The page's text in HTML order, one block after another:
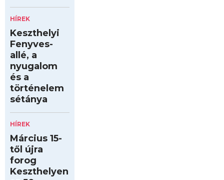
HÍREK
Keszthelyi
Fenyves-
allé, a
nyugalom
és a
történelem
sétánya
HÍREK
Március 15-
től újra
forog
Keszthelyen